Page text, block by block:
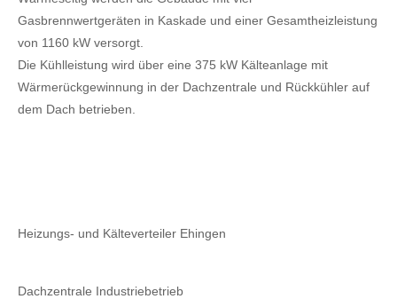
Gasbrennwertgeräten in Kaskade und einer Gesamtheizleistung
von 1160 kW versorgt.
Die Kühlleistung wird über eine 375 kW Kälteanlage mit
Wärmerückgewinnung in der Dachzentrale und Rückkühler auf
dem Dach betrieben.
Heizungs- und Kälteverteiler Ehingen
Dachzentrale Industriebetrieb